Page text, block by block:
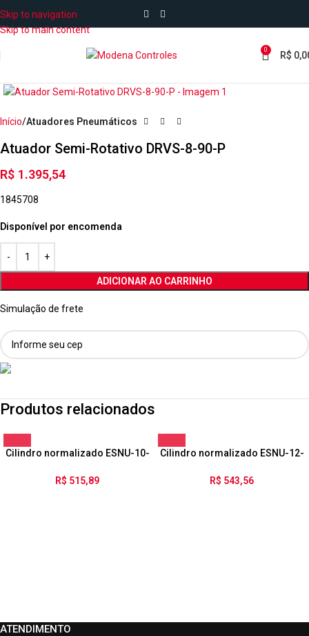
Skip to navigation
Skip to main content
0 R$
Início Atuadores Pneumáticos
Atuador Semi-Rotativo DRVS-8-90-P
R$ 1.395,54
1845708
Disponível por encomenda
ADICIONAR AO CARRINHO
Simulação de frete
Produtos relacionados
Cilindro normalizado ESNU-10-
R$ 515,89
Cilindro normalizado ESNU-12-
R$ 543,56
ATENDIMENTO